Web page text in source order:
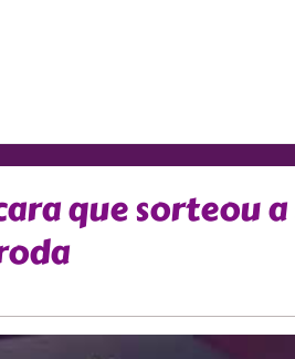
que sorteou